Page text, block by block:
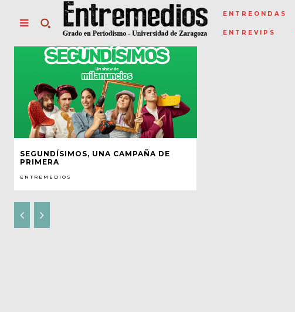
ENTREONDAS
ENTREVIPS
SEGUNDÍSIMOS, UNA CAMPAÑA DE
PRIMERA
ENTREMEDIOS